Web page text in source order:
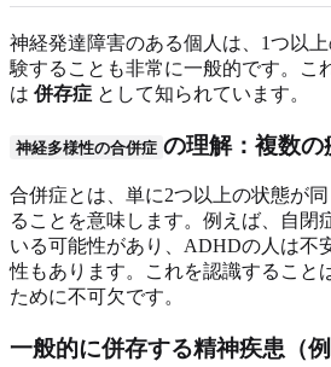
神経発達障害のある個人は、1つ以
験することも非常に一般的です。こ
は 併存症 として知られています。
神経多様性の合併症 の理解：複数の
合併症とは、単に2つ以上の状態が
ることを意味します。例えば、自閉
いる可能性があり、ADHDの人は不
性もあります。これを認識すること
ために不可欠です。
一般的に併存する精神疾患（